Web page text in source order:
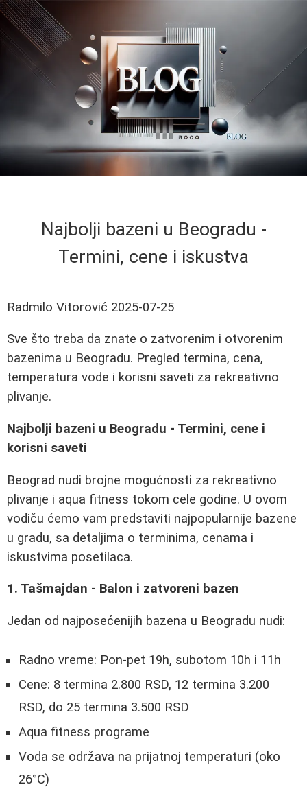
Najbolji bazeni u Beogradu -
Termini, cene i iskustva
Radmilo Vitorović 2025-07-25
Sve što treba da znate o zatvorenim i otvorenim
bazenima u Beogradu. Pregled termina, cena,
temperatura vode i korisni saveti za rekreativno
plivanje.
Najbolji bazeni u Beogradu - Termini, cene i
korisni saveti
Beograd nudi brojne mogućnosti za rekreativno
plivanje i aqua fitness tokom cele godine. U ovom
vodiču ćemo vam predstaviti najpopularnije bazene
u gradu, sa detaljima o terminima, cenama i
iskustvima posetilaca.
1. Tašmajdan - Balon i zatvoreni bazen
Jedan od najposećenijih bazena u Beogradu nudi:
Radno vreme: Pon-pet 19h, subotom 10h i 11h
Cene: 8 termina 2.800 RSD, 12 termina 3.200
RSD, do 25 termina 3.500 RSD
Aqua fitness programe
Voda se održava na prijatnoj temperaturi (oko
26°C)